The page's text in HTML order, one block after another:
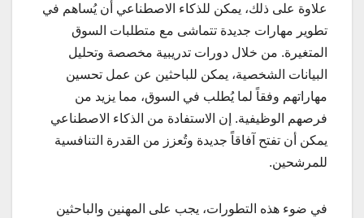
علاوة على ذلك، يمكن للذكاء الاصطناعي أن يُساهم في
تطوير مهارات جديدة تتماشى مع متطلبات السوق
المتغيرة. من خلال دورات تدريبية مخصصة وتحليل
البيانات الشخصية، يمكن للباحثين عن عمل تحسين
مهاراتهم وفقاً لما يُطلب في السوق، مما يزيد من
فرصهم الوظيفية. إن الاستفادة من الذكاء الاصطناعي
يمكن أن تفتح آفاقاً جديدة وتُعزز من القدرة التنافسية
للمرشحين.
في ضوء هذه التطورات، يجب على المهنين والباحثين